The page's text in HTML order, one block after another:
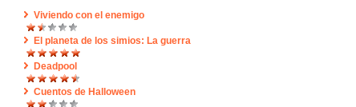
Viviendo con el enemigo
El planeta de los simios: La guerra
Deadpool
Cuentos de Halloween